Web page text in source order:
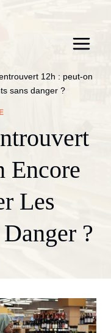
12h : peut-on
sans danger ?
Encore
Les
?